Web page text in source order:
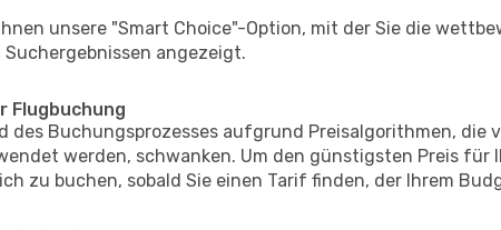
unsere "Smart Choice"-Option, mit der Sie die
angezeigt.
Flugbuchung
des Buchungsprozesses aufgrund Preisalgorithmen,
werden, schwanken. Um den günstigsten Preis für
zu buchen, sobald Sie einen Tarif finden, der Ihrem